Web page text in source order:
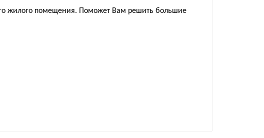
жилого помещения. Поможет Вам решить большие